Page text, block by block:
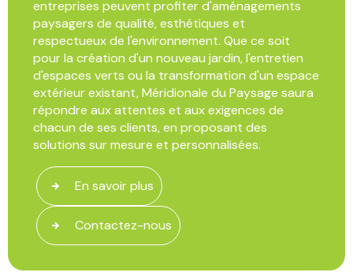
entreprises peuvent profiter d'aménagements
paysagers de qualité, esthétiques et
respectueux de l'environnement. Que ce soit
pour la création d'un nouveau jardin, l'entretien
d'espaces verts ou la transformation d'un espace
extérieur existant, Méridionale du Paysage saura
répondre aux attentes et aux exigences de
chacun de ses clients, en proposant des
solutions sur mesure et personnalisées.
En savoir plus
Contactez-nous